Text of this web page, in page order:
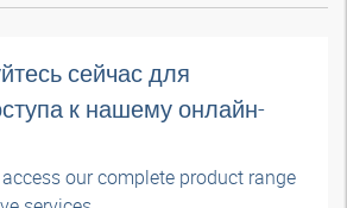
сейчас для
к нашему онлайн-
our complete product range